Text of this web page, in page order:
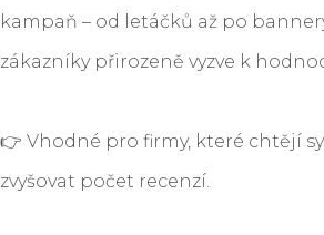
kampaň – od letáčků až po
zákazníky přirozeně vyzve k
👉 Vhodné pro firmy, které chtějí
zvyšovat počet recenzí.